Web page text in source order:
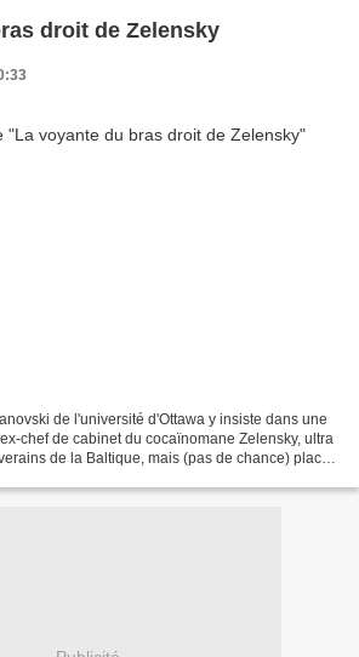
droit de Zelensky
de l'université d'Ottawa y insiste dans une
chef de cabinet du cocaïnomane Zelensky, ultra
de la Baltique, mais (pas de chance) placé